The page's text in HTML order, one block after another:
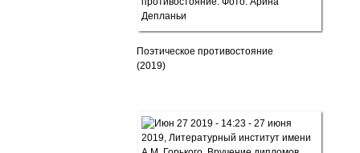
Поэтическое противостояние
(2019)